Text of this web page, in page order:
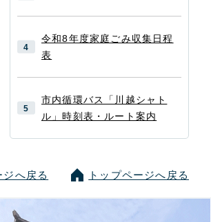
令和8年度家庭ごみ収集日程
表
市内循環バス「川越シャト
ル」時刻表・ルート案内
ジへ戻る トップページへ戻る